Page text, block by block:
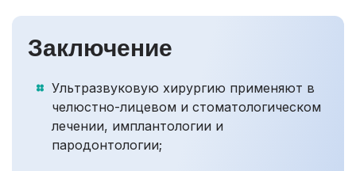
Заключение
Ультразвуковую хирургию применяют в
челюстно-лицевом и стоматологическом
лечении, имплантологии и
пародонтологии;